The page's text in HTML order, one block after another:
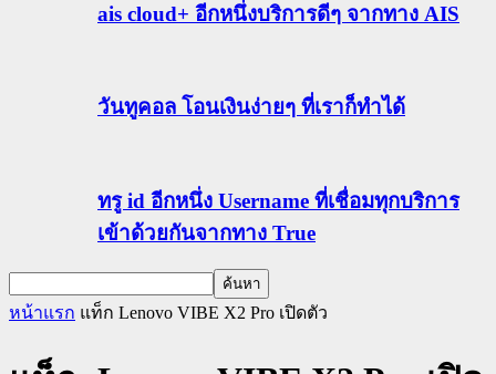
ais cloud+ อีกหนึ่งบริการดีๆ จากทาง AIS
วันทูคอล โอนเงินง่ายๆ ที่เราก็ทำได้
ทรู id อีกหนึ่ง Username ที่เชื่อมทุกบริการ
เข้าด้วยกันจากทาง True
หน้าแรก แท็ก Lenovo VIBE X2 Pro เปิดตัว